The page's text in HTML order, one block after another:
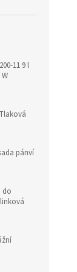
11 9 l
pánví
do